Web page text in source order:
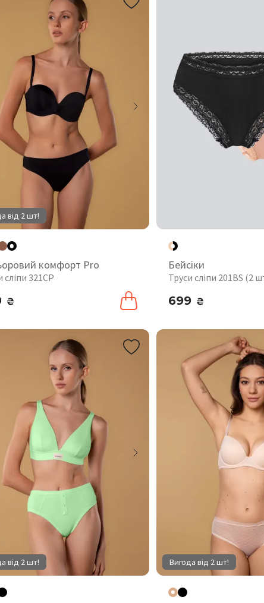
від 2 шт!
комфорт Pro
сліпи 321CP
₴
Бейсіки
Труси сліпи 201BS (2
699 ₴
від 2 шт! Вигода від 2 шт!